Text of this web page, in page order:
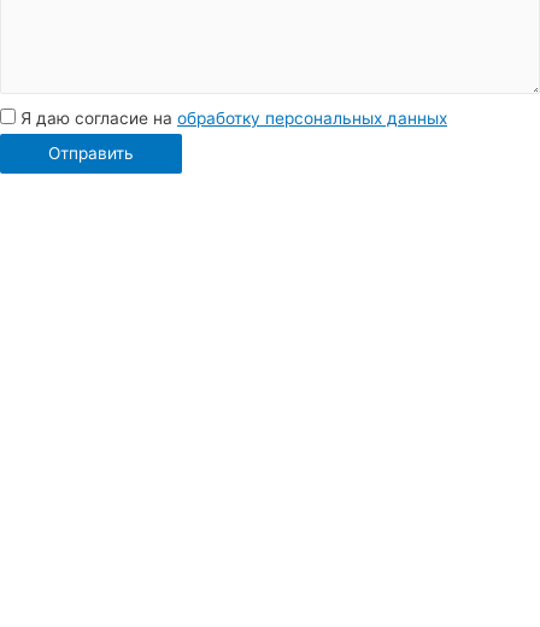
Я даю согласие на обработку персональных данных
Отправить